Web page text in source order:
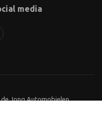
media
Jong Automobielen